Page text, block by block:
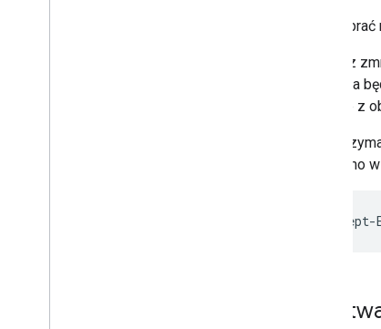
Aby
Możesz
Aplikacja
płynące
Aby
pokazano